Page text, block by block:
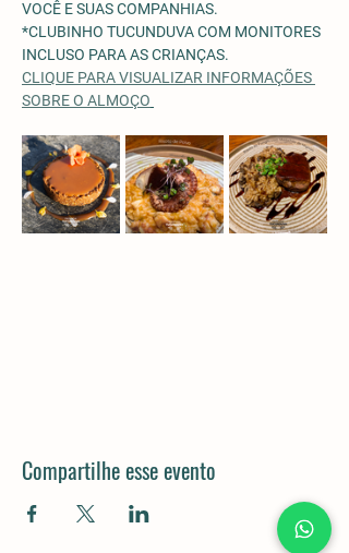
VOCÊ E SUAS COMPANHIAS.
*CLUBINHO TUCUNDUVA COM MONITORES
INCLUSO PARA AS CRIANÇAS.
CLIQUE PARA VISUALIZAR INFORMAÇÕES
SOBRE O ALMOÇO
Compartilhe esse evento